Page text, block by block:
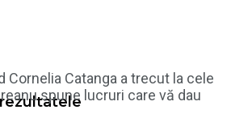
Cornelia Catanga a trecut la cele
spune lucruri care vă dau